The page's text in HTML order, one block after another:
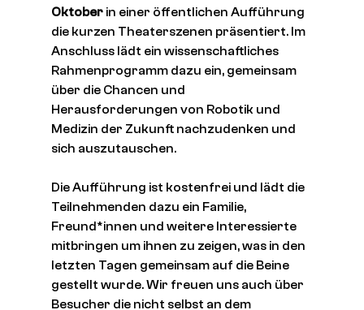
Oktober in einer öffentlichen Aufführung
die kurzen Theaterszenen präsentiert. Im
Anschluss lädt ein wissenschaftliches
Rahmenprogramm dazu ein, gemeinsam
über die Chancen und
Herausforderungen von Robotik und
Medizin der Zukunft nachzudenken und
sich auszutauschen.
Die Aufführung ist kostenfrei und lädt die
Teilnehmenden dazu ein Familie,
Freund*innen und weitere Interessierte
mitbringen um ihnen zu zeigen, was in den
letzten Tagen gemeinsam auf die Beine
gestellt wurde. Wir freuen uns auch über
Besucher die nicht selbst an dem